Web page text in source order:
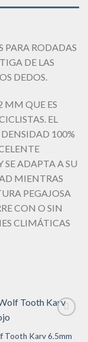
PARA RODADAS
DE LAS
DEDOS.
MM QUE ES
EL
100%
ADAPTA A SU
MIENTRAS
PEGAJOSA
CON O SIN
CLIMÁTICAS
Tooth Karv 6.5mm